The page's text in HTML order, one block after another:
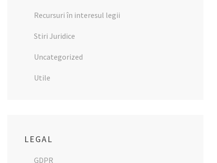
Recursuri în interesul legii
Stiri Juridice
Uncategorized
Utile
LEGAL
GDPR